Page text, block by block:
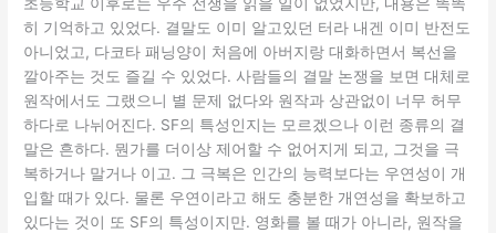
초등학교 이후로는 우주 전쟁을 읽을 일이 없었지만, 내용은 똑똑
히 기억하고 있었다. 결말도 이미 알고있던 터라 내겐 이미 반전도
아니었고, 다코타 패닝양이 처음에 아버지랑 대화하면서 복선을
깔아주는 것도 즐길 수 있었다. 사람들의 결말 논쟁을 보면 대체로
원작에서도 그랬으니 별 문제 없다와 원작과 상관없이 너무 허무
하다로 나뉘어진다. SF의 특성인지는 모르겠으나 이런 종류의 결
말은 흔하다. 뭔가를 더이상 제어할 수 없어지게 되고, 그것을 극
복하거나 말거나 이고. 그 극복은 인간의 능력보다는 우연성이 개
입할 때가 있다. 물론 우연이라고 해도 충분한 개연성을 확보하고
있다는 것이 또 SF의 특성이지만. 영화를 볼 때가 아니라, 원작을